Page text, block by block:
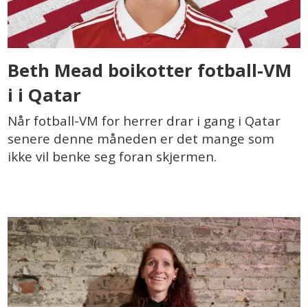
Beth Mead boikotter fotball-VM
i i Qatar
Når fotball-VM for herrer drar i gang i Qatar
senere denne måneden er det mange som
ikke vil benke seg foran skjermen.